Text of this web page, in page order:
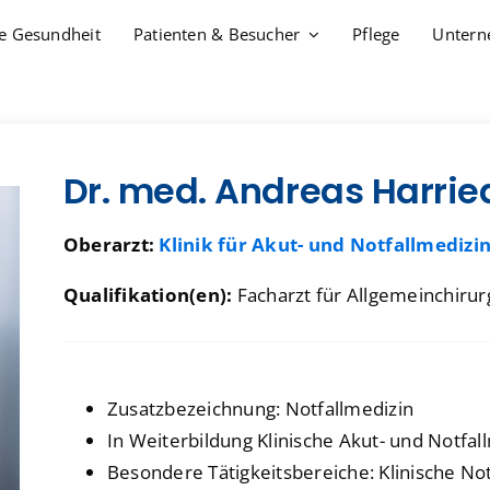
Ambulantes OP-
Gynäkologisches
Gesundheit Patienten & Besucher Pflege
Simulationszentrum
Ambulantes OP-
Gynäkologisches
Simulationszentrum
Dr. med. Andreas
Oberarzt: Klinik für Akut- und Notfallmedizin
Qualifikation(en): Facharzt für
Zusatzbezeichnung: Notfallmedizin
In Weiterbildung Klinische Akut- und
Besondere Tätigkeitsbereiche: Klinische